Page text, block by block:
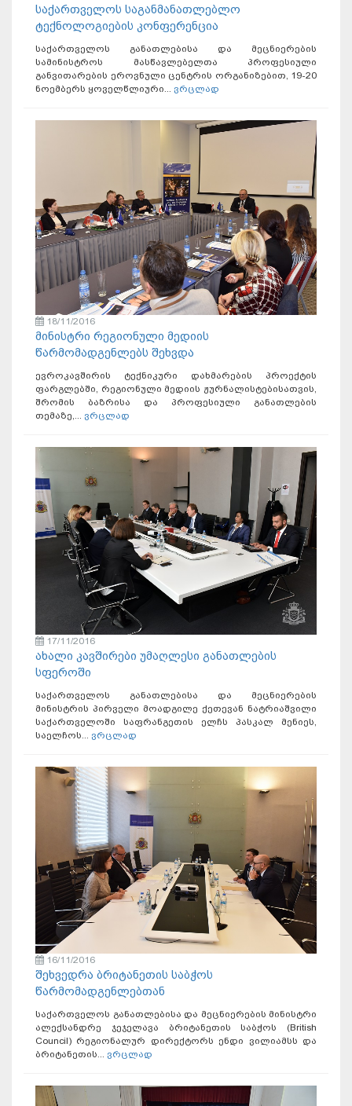
საქართველოს საგანმანათლებლო
ტექნოლოგიების კონფერენცია
საქართველოს განათლებისა და მეცნიერების
სამინისტროს მასწავლებელთა პროფესიული
განვითარების ეროვნული ცენტრის ორგანიზებით, 19-20
ნოემბერს ყოველწლიური... ვრცლად
18/11/2016
მინისტრი რეგიონული მედიის
წარმომადგენლებს შეხვდა
ევროკავშირის ტექნიკური დახმარების პროექტის
ფარგლებში, რეგიონული მედიის ჟურნალისტებისათვის,
შრომის ბაზრისა და პროფესიული განათლების
თემაზე,... ვრცლად
17/11/2016
ახალი კავშირები უმაღლესი განათლების
სფეროში
საქართველოს განათლებისა და მეცნიერების
მინისტრის პირველი მოადგილე ქეთევან ნატრიაშვილი
საქართველოში საფრანგეთის ელჩს პასკალ მენიეს,
საელჩოს... ვრცლად
16/11/2016
შეხვედრა ბრიტანეთის საბჭოს
წარმომადგენლებთან
საქართველოს განათლებისა და მეცნიერების მინისტრი
ალექსანდრე ჯეჯელავა ბრიტანეთის საბჭოს (British
Council) რეგიონალურ დირექტორს ენდი ვილიამსს და
ბრიტანეთის... ვრცლად